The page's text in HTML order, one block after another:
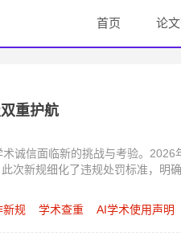
首页 论
重护航
诚信面临新的挑战与考验。
次新规细化了违规处罚标准，明
新规 学术查重 AI学术使用声明